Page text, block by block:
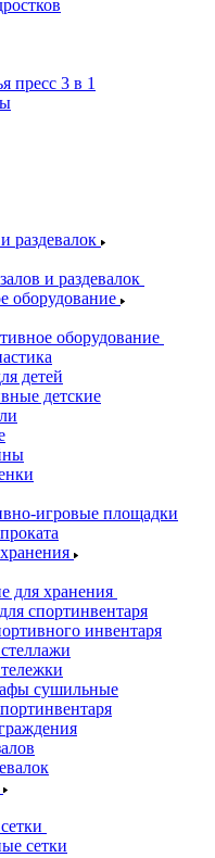
пресс 3 в 1
раздевалок
и раздевалок
оборудование
оборудование
детей
детские
игровые площадки
для хранения
спортинвентаря
инвентаря
сушильные
сетки